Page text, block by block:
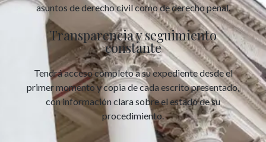
asuntos de derecho civil como de derecho penal.
Transparencia y seguimiento
constante
Tendrá acceso completo a su expediente desde el
primer momento y copia de cada escrito presentado,
con información clara sobre el estado de su
procedimiento.